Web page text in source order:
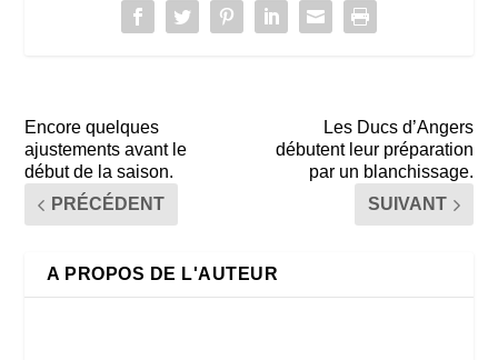
Encore quelques
ajustements avant le
début de la saison.
PRÉCÉDENT
Les Ducs d’Angers
débutent leur préparation
par un blanchissage.
SUIVANT
A PROPOS DE L'AUTEUR